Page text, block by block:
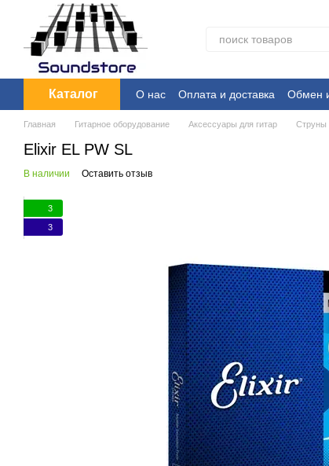
Перейти к основному контенту
Каталог О нас Оплата и доставка Обмен
Главная Гитарное оборудование Аксессуары для гитар Струны
Elixir EL PW SL
В наличии Оставить отзыв
3
3